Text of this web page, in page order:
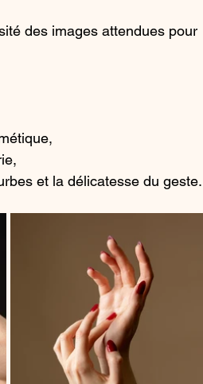
des images attendues pour
et la délicatesse du geste.